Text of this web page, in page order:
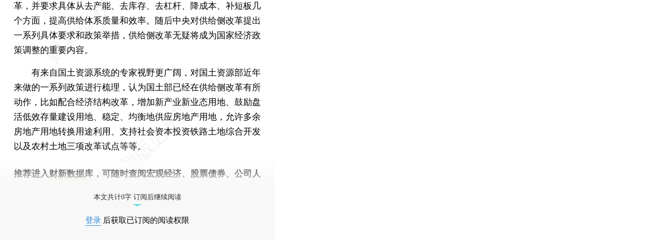
革，并要求具体从去产能、去库存、去杠杆、降成本、补短板几
个方面，提高供给体系质量和效率。随后中央对供给侧改革提出
一系列具体要求和政策举措，供给侧改革无疑将成为国家经济政
策调整的重要内容。
有来自国土资源系统的专家视野更广阔，对国土资源部近年
来做的一系列政策进行梳理，认为国土部已经在供给侧改革有所
动作，比如配合经济结构改革，增加新产业新业态用地、鼓励盘
活低效存量建设用地、稳定、均衡地供应房地产用地，允许多余
房地产用地转换用途利用、支持社会资本投资铁路土地综合开发
以及农村土地三项改革试点等等。
推荐进入财新数据库 ，可随时查阅宏观经济、股票债券、公司人
本文共计0字 订阅后继续阅读
登录 后获取已订阅的阅读权限